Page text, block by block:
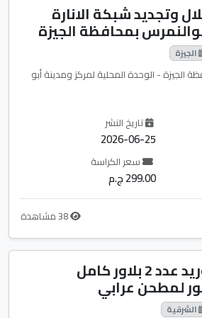
وتجديد شبكة الانارة
بمحافظة الجيزة
الجيزة
الجيزة - الوحدة المحلية لمركز ومدينة أبو
تاريخ النشر
2026-06-25
سعر الكراسة
299.00 ج.م
تنفيذ عملية توريد عدد 2 بلاور كامل
لمطحن عرابي
الشرقية